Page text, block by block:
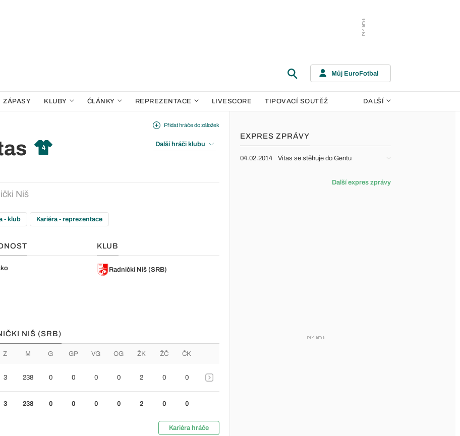
Můj EuroFotbal
ZÁPASY KLUBY ČLÁNKY REPREZENTACE LIVESCORE TIPOVACÍ SOUTĚŽ DALŠÍ
4
Niš
Přidat hráče do záložek
Další hráči klubu
- klub Kariéra - reprezentace
KLUB
Radnički Niš (SRB)
NIŠ (SRB)
Z M G GP VG OG ŽK ŽČ ČK
3 238 0 0 0 0 2 0 0
3 238 0 0 0 0 2 0 0
Kariéra hráče
EXPRES ZPRÁVY
04.02.2014 Vitas se stěhuje do Gentu
Další expres zprávy